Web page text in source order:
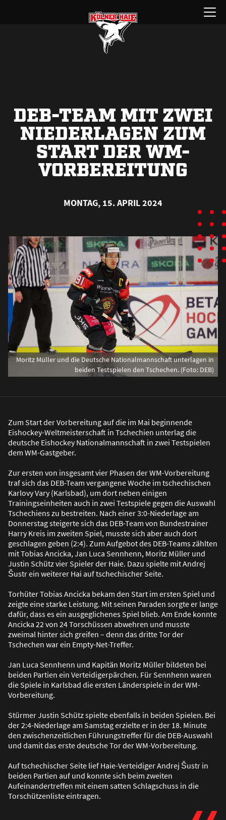
Menü
öffnen
DEB-TEAM MIT ZWEI
NIEDERLAGEN ZUM
START DER WM-
VORBEREITUNG
MONTAG, 15. APRIL 2024
Moritz Müller und die Deutsche Nationalmannschaft unterlagen in
beiden Testspielen den Tschechen. (Foto: DEB)
Zum Start der Vorbereitung auf die im Mai beginnende
Eishockey-Weltmeisterschaft in Tschechien unterlag die
deutsche Eishockey Nationalmannschaft in zwei Testspielen
dem WM-Gastgeber.
Zur ersten von insgesamt vier Phasen der WM-Vorbereitung
traf sich das DEB-Team vergangene Woche im tschechischen
Karlovy Vary (Karlsbad), um dort neben einigen
Trainingseinheiten auch in zwei Testspiele gegen die Auswahl
Tschechiens zu bestreiten. Nach einer 3:0-Niederlage am
Donnerstag steigerte sich das DEB-Team von Bundestrainer
Harry Kreis im zweiten Spiel, musste sich aber auch dort
geschlagen geben (2:4). Zum Aufgebot des DEB-Teams zählten
mit Tobias Ancicka, Jan Luca Sennhenn, Moritz Müller und
Justin Schütz vier Spieler der Haie. Dazu spielte mit Andrej
Šustr ein weiterer Hai auf tschechischer Seite.
Torhüter Tobias Ancicka bekam den Start im ersten Spiel und
zeigte eine starke Leistung. Mit seinen Paraden sorgte er lange
dafür, dass es ein ausgeglichenes Spiel blieb. Am Ende konnte
Ancicka 22 von 24 Torschüssen abwehren und musste
zweimal hinter sich greifen – denn das dritte Tor der
Tschechen war ein Empty-Net-Treffer.
Jan Luca Sennhenn und Kapitän Moritz Müller bildeten bei
beiden Partien ein Verteidigerpärchen. Für Sennhenn waren
die Spiele in Karlsbad die ersten Länderspiele in der WM-
Vorbereitung.
Stürmer Justin Schütz spielte ebenfalls in beiden Spielen. Bei
der 2:4-Niederlage am Samstag erzielte er in der 18. Minute
den zwischenzeitlichen Führungstreffer für die DEB-Auswahl
und damit das erste deutsche Tor der WM-Vorbereitung.
Auf tschechischer Seite lief Haie-Verteidiger Andrej Šustr in
beiden Partien auf und konnte sich beim zweiten
Aufeinandertreffen mit einem satten Schlagschuss in die
Torschützenliste eintragen.